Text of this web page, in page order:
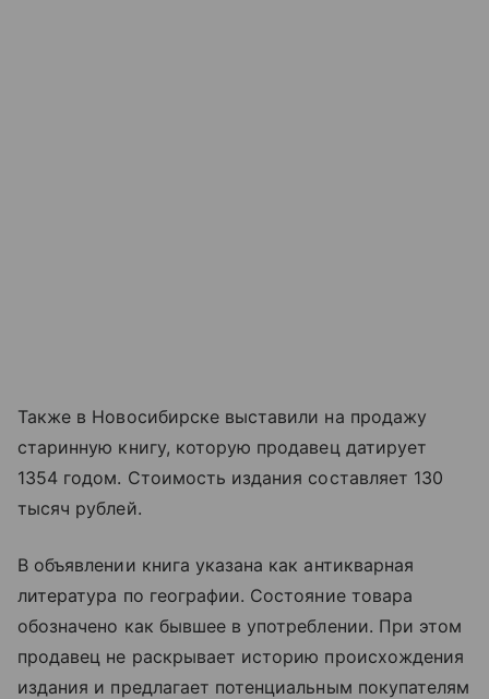
Также в Новосибирске выставили на продажу
старинную книгу, которую продавец датирует
1354 годом. Стоимость издания составляет 130
тысяч рублей.
В объявлении книга указана как антикварная
литература по географии. Состояние товара
обозначено как бывшее в употреблении. При этом
продавец не раскрывает историю происхождения
издания и предлагает потенциальным покупателям